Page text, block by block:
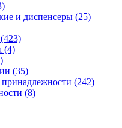
и диспенсеры (25)
(423)
(4)
(35)
(242)
(8)